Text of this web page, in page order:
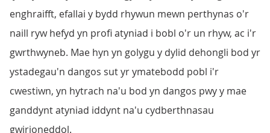
enghraifft, efallai y bydd rhywun mewn perthynas o'r
naill ryw hefyd yn profi atyniad i bobl o'r un rhyw, ac i'r
gwrthwyneb. Mae hyn yn golygu y dylid dehongli bod yr
ystadegau'n dangos sut yr ymatebodd pobl i'r
cwestiwn, yn hytrach na'u bod yn dangos pwy y mae
ganddynt atyniad iddynt na'u cydberthnasau
gwirioneddol.